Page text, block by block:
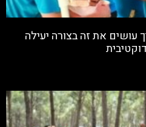
עושים את זה בצורה יעילה